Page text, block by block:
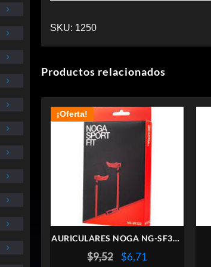
SKU: 1250
Productos relacionados
¡Oferta!
AURICULARES NOGA NG-SF322
SPORT CON MIC BLANCO
$9,52
El
$6,71